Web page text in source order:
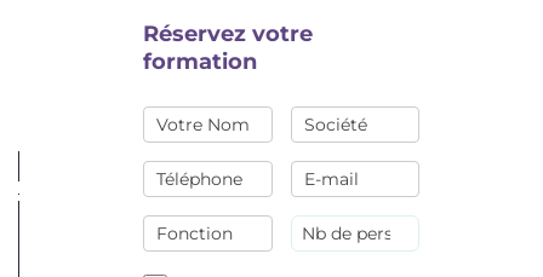
Réservez votre
formation